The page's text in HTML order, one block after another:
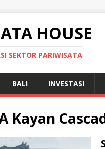
HOUSE
SEKTOR PARIWISATA
BALI INVESTASI
Kayan